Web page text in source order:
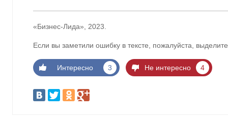
«Бизнес-Лида», 2023.
Если вы заметили ошибку в тексте, пожалуйста,
Интересно 3 Не интересно 4